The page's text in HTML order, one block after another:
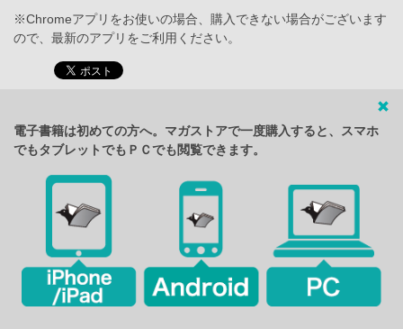
※Chromeアプリをお使いの場合、購入できない場合がございます
ので、最新のアプリをご利用ください。
電子書籍は初めての方へ。マガストアで一度購入すると、スマホ
でもタブレットでもＰＣでも閲覧できます。